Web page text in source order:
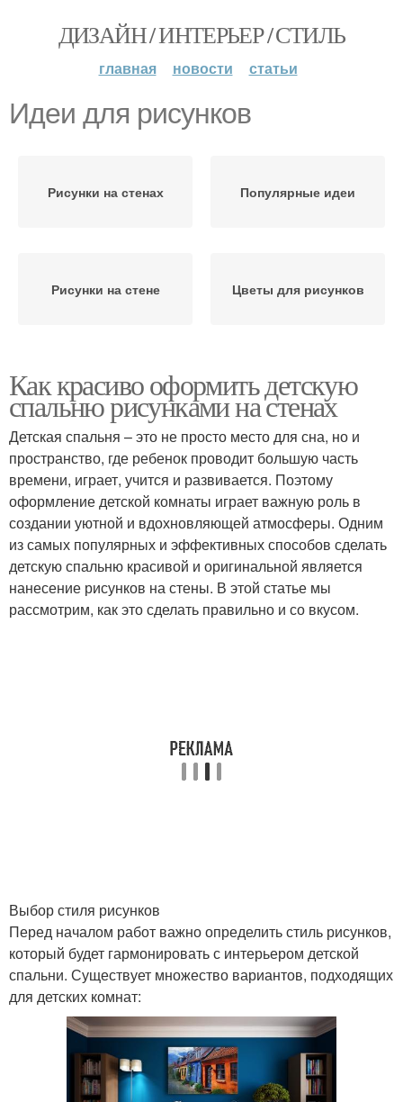
ДИЗАЙН / ИНТЕРЬЕР / СТИЛЬ
главная новости статьи
Идеи для рисунков
Рисунки на стенах Популярные идеи
Рисунки на стене Цветы для рисунков
Как красиво оформить детскую
спальню рисунками на стенах
Детская спальня – это не просто место для сна, но и
пространство, где ребенок проводит большую часть
времени, играет, учится и развивается. Поэтому
оформление детской комнаты играет важную роль в
создании уютной и вдохновляющей атмосферы. Одним
из самых популярных и эффективных способов сделать
детскую спальню красивой и оригинальной является
нанесение рисунков на стены. В этой статье мы
рассмотрим, как это сделать правильно и со вкусом.
Выбор стиля рисунков
Перед началом работ важно определить стиль рисунков,
который будет гармонировать с интерьером детской
спальни. Существует множество вариантов, подходящих
для детских комнат: